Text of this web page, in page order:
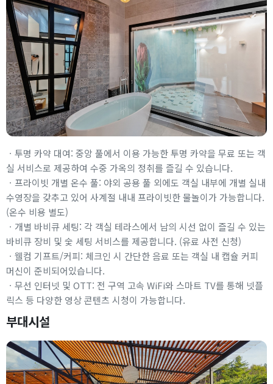
ㆍ투명 카약 대여: 중앙 풀에서 이용 가능한 투명 카약을 무료 또는 객
실 서비스로 제공하여 수중 가옥의 정취를 즐길 수 있습니다.
ㆍ프라이빗 개별 온수 풀: 야외 공용 풀 외에도 객실 내부에 개별 실내
수영장을 갖추고 있어 사계절 내내 프라이빗한 물놀이가 가능합니다.
(온수 비용 별도)
ㆍ개별 바비큐 세팅: 각 객실 테라스에서 남의 시선 없이 즐길 수 있는
바비큐 장비 및 숯 세팅 서비스를 제공합니다. (유료 사전 신청)
ㆍ웰컴 기프트/커피: 체크인 시 간단한 음료 또는 객실 내 캡슐 커피
머신이 준비되어있습니다.
ㆍ무선 인터넷 및 OTT: 전 구역 고속 WiFi와 스마트 TV를 통해 넷플
릭스 등 다양한 영상 콘텐츠 시청이 가능합니다.
부대시설